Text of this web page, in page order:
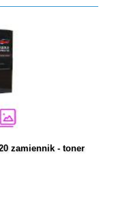
zamiennik - toner